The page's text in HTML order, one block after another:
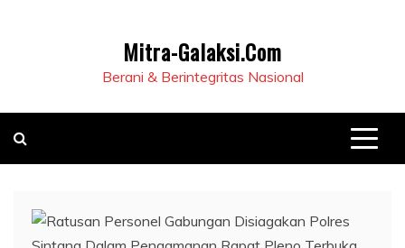
Mitra-Galaksi.Com
Berani & Berintegritas Nasional